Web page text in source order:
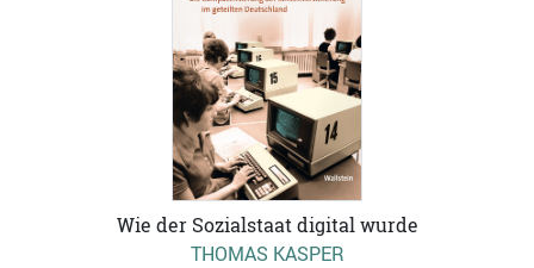
Wie der Sozialstaat digital wurde
THOMAS KASPER